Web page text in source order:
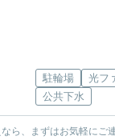
駐輪場 光フ
公共下水
ら、まずはお気軽にご連